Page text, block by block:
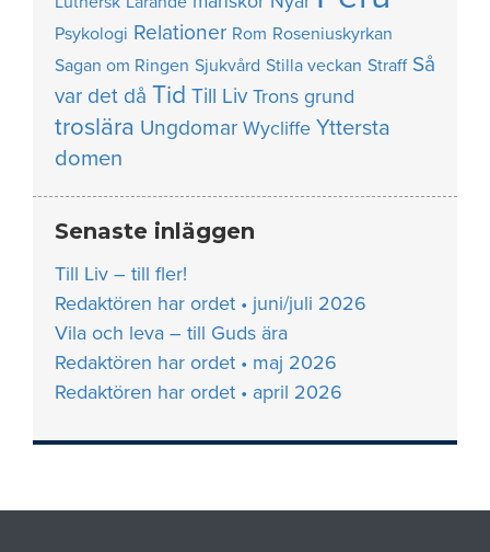
Psykologi Relationer Rom Roseniuskyrkan
Sagan om Ringen Sjukvård Stilla veckan Straff Så
var det då Tid Till Liv Trons grund
troslära Ungdomar Wycliffe Yttersta
domen
Senaste inläggen
Till Liv – till fler!
Redaktören har ordet • juni/juli 2026
Vila och leva – till Guds ära
Redaktören har ordet • maj 2026
Redaktören har ordet • april 2026